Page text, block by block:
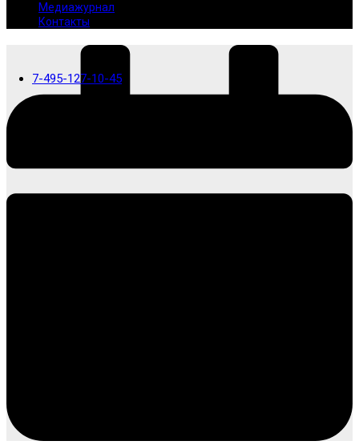
7-495-127-10-45
Медиажурнал
Контакты